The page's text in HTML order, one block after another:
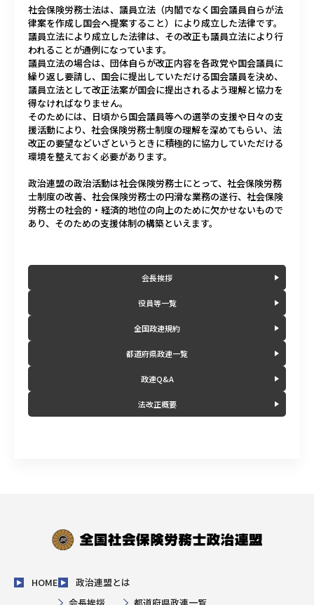
社会保険労務士法は、議員立法（内閣でなく国会議員自らが法
律案を作成し国会へ提案すること）により成立した法律です。
議員立法により成立した法律は、その改正も議員立法により行
われることが通例になっています。
議員立法の場合は、団体自らが改正内容を各政党や国会議員に
繰り返し要請し、国会に提出していただける国会議員を決め、
議員立法として改正法案が国会に提出されるよう理解と協力を
得なければなりません。
そのためには、日頃から国会議員等への選挙の支援や日々の支
援活動により、社会保険労務士制度の理解を深めてもらい、法
改正の要望などいざというときに積極的に協力していただける
環境を整えておく必要があります。
政治連盟の政治活動は社会保険労務士にとって、社会保険労務
士制度の改善、社会保険労務士の円滑な業務の遂行、社会保険
労務士の社会的・経済的地位の向上のために欠かせないもので
あり、そのための支援体制の構築といえます。
会長挨拶
役員等一覧
全国政連規約
都道府県政連一覧
政連Q&A
法改正概要
HOME
政治連盟とは